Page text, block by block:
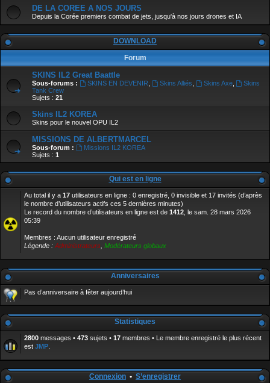
DE LA COREE A NOS JOURS
Depuis la Corée premiers combat de jets, jusqu'à nos jours drones et IA
DOWNLOAD
Forum
SKINS IL2 Great Baattle
Sous-forums : SKINS EN DEVENIR Skins Alliés Skins Axe,
Skins
Tank Crew
Sujets : 21
Skins IL2 KOREA
Skins pour le nouvel OPU IL2
MISSIONS DE ALBERTMARCEL
Sous-forum :
Missions IL2 KOREA
Sujets : 1
Qui est en ligne
Au total il y a 17 utilisateurs en ligne : 0 enregistré, 0 invisible et 17 invités (d’après
le nombre d’utilisateurs actifs ces 5 dernières minutes)
Le record du nombre d’utilisateurs en ligne est de 1412 , le sam. 28 mars 2026
05:39
Membres : Aucun utilisateur enregistré
Légende : Administrateurs Modérateurs globaux
Anniversaires
Pas d’anniversaire à fêter aujourd’hui
Statistiques
2800 messages • 473 sujets • 17 membres • Le membre enregistré le plus récent
est JMP
Connexion • S’enregistrer